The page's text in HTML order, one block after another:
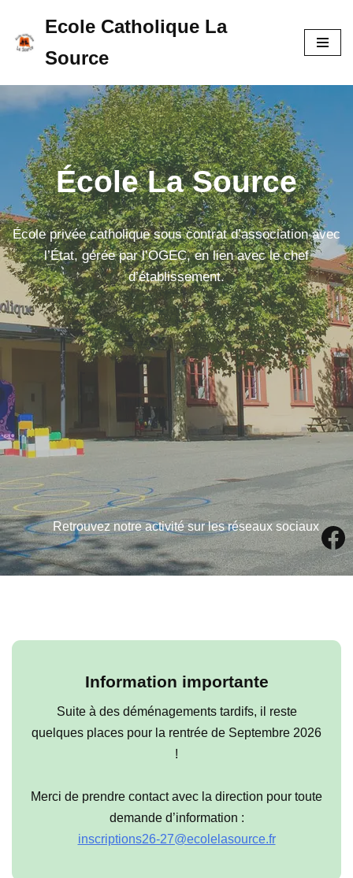
Aller
contenu
Ecole Catholique La
Source
École La Source
École privée catholique sous contrat d’association avec
l’État, gérée par l’OGEC, en lien avec le chef
d’établissement.
Retrouvez notre activité sur les réseaux sociaux
Information importante
Suite à des déménagements tardifs, il reste
quelques places pour la rentrée de Septembre 2026
!
Merci de prendre contact avec la direction pour toute
demande d’information :
inscriptions26-27@ecolelasource.fr